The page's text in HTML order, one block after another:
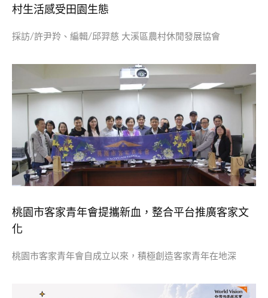
村生活感受田園生態
採訪/許尹羚、編輯/邱羿慈 大溪區農村休閒發展協會
桃園市客家青年會提攜新血，整合平台推廣客家文
化
桃園市客家青年會自成立以來，積極創造客家青年在地深